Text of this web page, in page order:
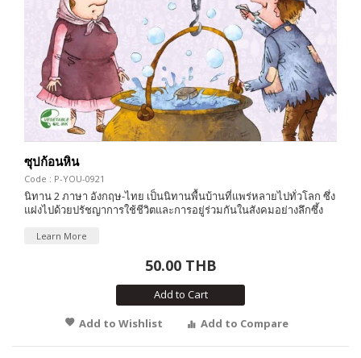
ซุปก้อนหิน
Code : P-YOU-0921
นิทาน 2 ภาษา อังกฤษ-ไทย เป็นนิทานพื้นบ้านที่แพร่หลายไปทั่วโลก ซึ่ง
แฝงไปด้วยปรัชญาการใช้ชีวิตและการอยู่ร่วมกันในสังคมอย่างลึกซึ้ง
Learn More
50.00 THB
Add to Cart
Add to Wishlist
Add to Compare